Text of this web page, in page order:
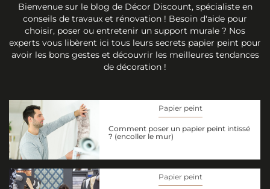
Bienvenue sur le blog de Décor Discount, spécialiste en
conseils de travaux et rénovation ! Besoin d'aide pour
choisir, poser ou entretenir un support murale ? Nos
experts vous libèrent ici tous leurs secrets papier peint pour
avoir les bons gestes et découvrir les meilleures tendances
de décoration !
Papier peint
Comment poser un papier peint intissé
? (encoller le mur)
Papier peint